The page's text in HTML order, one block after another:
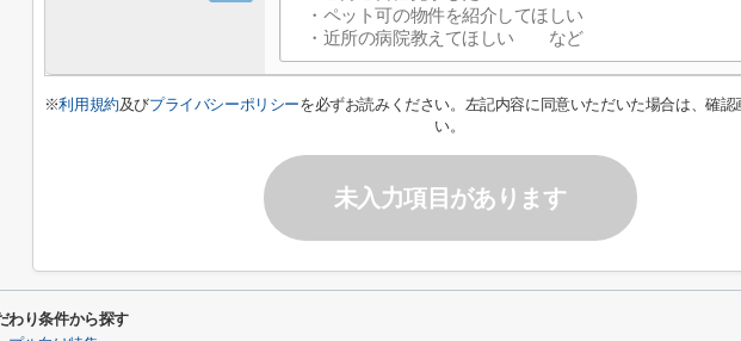
※利用規約及びプライバシーポリシーを必ずお読みください。左記内容に同意いただいた場合は、確認
い。
未入力項目があります
わり条件から探す